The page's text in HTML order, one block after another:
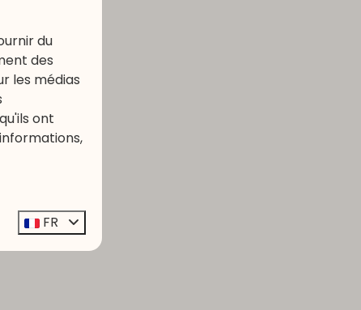
du
des
les médias
ont
FR